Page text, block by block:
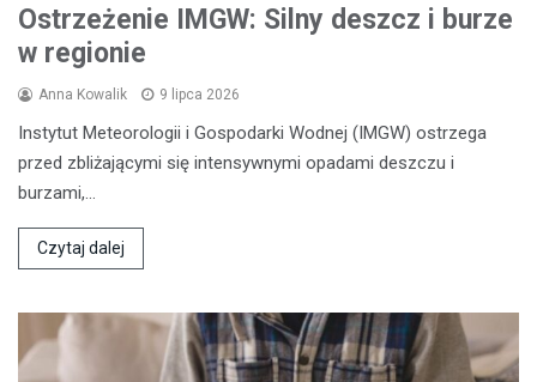
Ostrzeżenie IMGW: Silny deszcz i burze
w regionie
Anna Kowalik 9 lipca 2026
Instytut Meteorologii i Gospodarki Wodnej (IMGW) ostrzega
przed zbliżającymi się intensywnymi opadami deszczu i
burzami,…
Czytaj dalej